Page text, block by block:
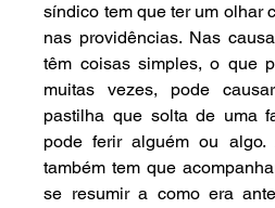
síndico tem que ter um olhar
nas providências. Nas
têm coisas simples, o que
muitas vezes, pode
pastilha que solta de uma
pode ferir alguém ou
também tem que
se resumir a como era